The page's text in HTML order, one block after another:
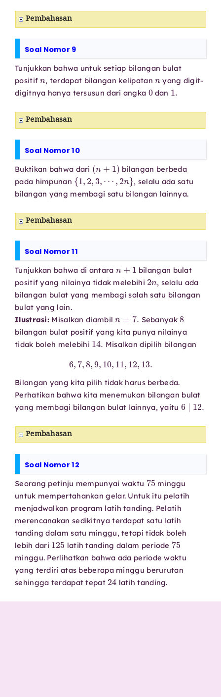
Pembahasan
Soal Nomor 9
Tunjukkan bahwa untuk setiap bilangan bulat
positif
n
, terdapat bilangan kelipatan
n
yang digit-
digitnya hanya tersusun dari angka
0
dan
1.
Pembahasan
Soal Nomor 10
Buktikan bahwa dari
(n+1)
bilangan berbeda
pada himpunan
{1,2, 3,⋯ 2n}
, selalu ada satu
bilangan yang membagi satu bilangan lainnya.
Pembahasan
Soal Nomor 11
Tunjukkan bahwa di antara
n+1
bilangan bulat
positif yang nilainya tidak melebihi
2n
, selalu ada
bilangan bulat yang membagi salah satu bilangan
bulat yang lain.
Ilustrasi: Misalkan diambil Sebanyak
8
bilangan bulat positif yang kita punya nilainya
tidak boleh melebihi
14.
Misalkan dipilih bilangan
6 ,7 8 9, 10, 11 12, 13.
Bilangan yang kita pilih tidak harus berbeda.
Perhatikan bahwa kita menemukan bilangan bulat
yang membagi bilangan bulat lainnya, yaitu
6∣12.
Pembahasan
Soal Nomor 12
Seorang petinju mempunyai waktu
75
minggu
untuk mempertahankan gelar. Untuk itu pelatih
menjadwalkan program latih tanding. Pelatih
merencanakan sedikitnya terdapat satu latih
tanding dalam satu minggu, tetapi tidak boleh
lebih dari
125
latih tanding dalam periode
75
minggu. Perlihatkan bahwa ada periode waktu
yang terdiri atas beberapa minggu berurutan
sehingga terdapat tepat
24
latih tanding.